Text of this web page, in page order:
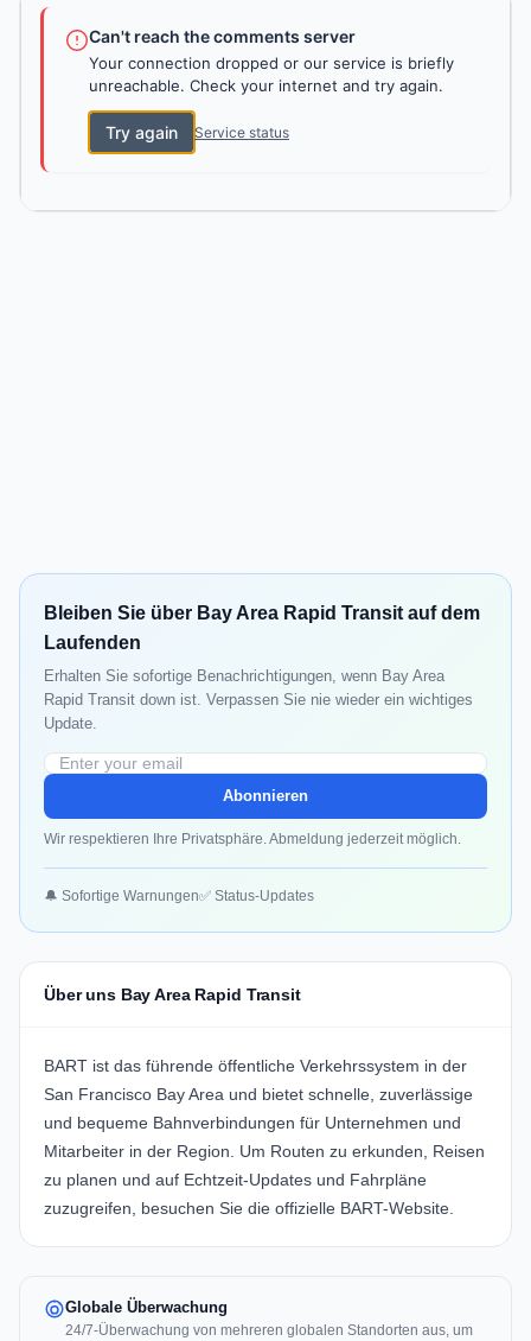
Can't reach the comments server
Your connection dropped or our service is briefly
unreachable. Check your internet and try again.
Try again Service status
Bleiben Sie über Bay Area Rapid Transit auf dem
Laufenden
Erhalten Sie sofortige Benachrichtigungen, wenn Bay Area
Rapid Transit down ist. Verpassen Sie nie wieder ein wichtiges
Update.
Abonnieren
Wir respektieren Ihre Privatsphäre. Abmeldung jederzeit möglich.
🔔 Sofortige Warnungen✅ Status-Updates
Über uns Bay Area Rapid Transit
BART ist das führende öffentliche Verkehrssystem in der
San Francisco Bay Area und bietet schnelle, zuverlässige
und bequeme Bahnverbindungen für Unternehmen und
Mitarbeiter in der Region. Um Routen zu erkunden, Reisen
zu planen und auf Echtzeit-Updates und Fahrpläne
zuzugreifen, besuchen Sie die offizielle BART-Website.
Globale Überwachung
24/7-Überwachung von mehreren globalen Standorten aus, um